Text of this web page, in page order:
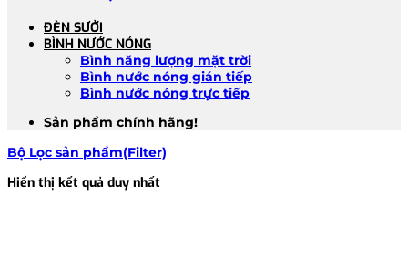
ĐÈN SƯỞI
BÌNH NƯỚC NÓNG
Bình năng lượng mặt trời
Bình nước nóng gián tiếp
Bình nước nóng trực tiếp
Sản phẩm chính hãng!
Bộ Lọc sản phẩm(Filter)
Hiển thị kết quả duy nhất